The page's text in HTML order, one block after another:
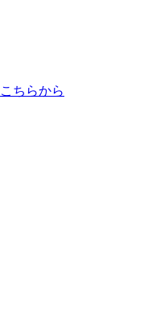
こちらから